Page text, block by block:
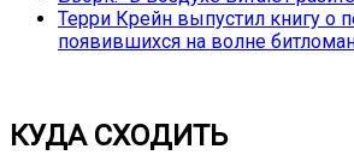
Терри Крейн выпустил книгу о
появившихся на волне
КУДА СХОДИТЬ